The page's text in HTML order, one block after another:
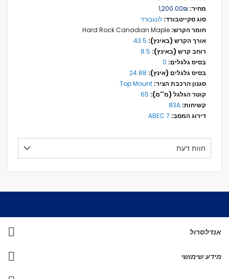
נוסף
₪‏1,200.00
לונגבורד
43.5
8.5
0
24.88
Top Mount
65
83A
ABEC 7
חוות דעת
אנדלסרול
מידע שימושי